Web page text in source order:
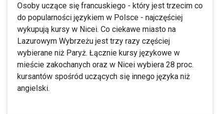
Osoby uczące się francuskiego - który jest trzecim co
do popularności językiem w Polsce - najczęściej
wykupują kursy w Nicei. Co ciekawe miasto na
Lazurowym Wybrzeżu jest trzy razy częściej
wybierane niż Paryż. Łącznie kursy językowe w
mieście zakochanych oraz w Nicei wybiera 28 proc.
kursantów spośród uczących się innego języka niż
angielski.